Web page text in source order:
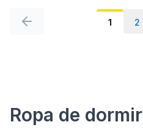
1 2
Ropa de